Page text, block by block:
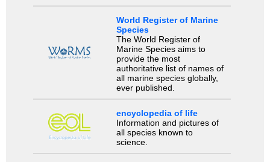
World Register of Marine
Species
The World Register of
Marine Species aims to
provide the most
authoritative list of names of
all marine species globally,
ever published.
encyclopedia of life
Information and pictures of
all species known to
science.